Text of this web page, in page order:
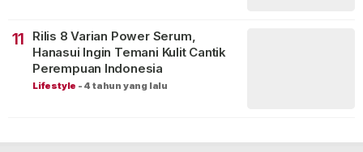
11
Rilis 8 Varian Power Serum,
Hanasui Ingin Temani Kulit Cantik
Perempuan Indonesia
Lifestyle - 4 tahun yang lalu